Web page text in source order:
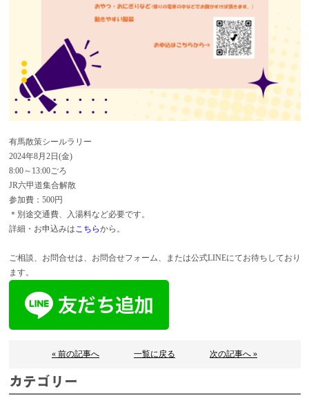
有馬散策シールラリー
2024年8月2日(金)
8:00～13:00ごろ
JR六甲道集合解散
参加費：500円
＊別途交通費、入湯料など必要です。
詳細・お申込みはこちらから。
ご相談、お問合せは、お問合せフォーム、または公式LINEにてお待ちしており
ます。
« 前の記事へ 一覧に戻る 次の記事へ »
カテゴリー